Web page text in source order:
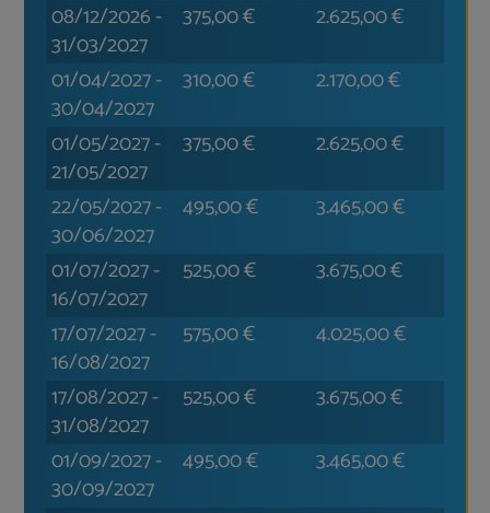
08/12/2026-
31/03/2027
375,00€ 2.625,00€
01/04/2027-
30/04/2027
310,00€ 2.170,00€
01/05/2027-
21/05/2027
375,00€ 2.625,00€
22/05/2027-
30/06/2027
495,00€ 3.465,00€
01/07/2027-
16/07/2027
525,00€ 3.675,00€
17/07/2027-
16/08/2027
575,00€ 4.025,00€
17/08/2027-
31/08/2027
525,00€ 3.675,00€
01/09/2027-
30/09/2027
495,00€ 3.465,00€